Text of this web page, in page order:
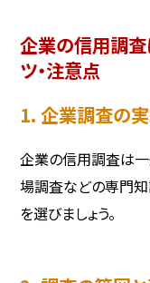
企業の信用調
ツ・注意点
1. 企業調査の
企業の信用調査は
場調査などの専門
を選びましょう。